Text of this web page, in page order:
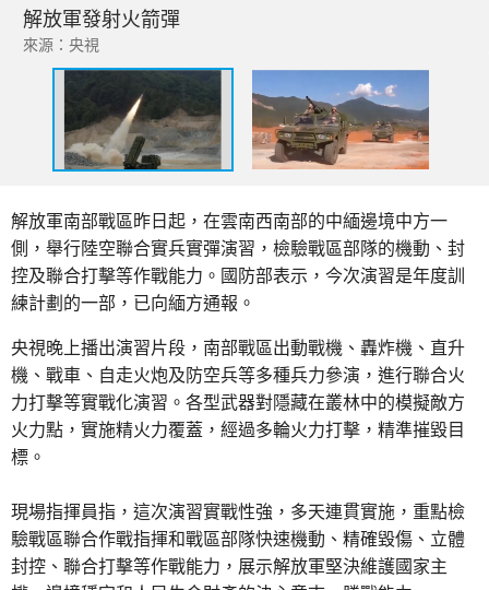
解放軍發射火箭彈
來源：央視
解放軍南部戰區昨日起，在雲南西南部的中緬邊境中方一
側，舉行陸空聯合實兵實彈演習，檢驗戰區部隊的機動、封
控及聯合打擊等作戰能力。國防部表示，今次演習是年度訓
練計劃的一部，已向緬方通報。
央視晚上播出演習片段，南部戰區出動戰機、轟炸機、直升
機、戰車、自走火炮及防空兵等多種兵力參演，進行聯合火
力打擊等實戰化演習。各型武器對隱藏在叢林中的模擬敵方
火力點，實施精火力覆蓋，經過多輪火力打擊，精準摧毀目
標。
現場指揮員指，這次演習實戰性強，多天連貫實施，重點檢
驗戰區聯合作戰指揮和戰區部隊快速機動、精確毀傷、立體
封控、聯合打擊等作戰能力，展示解放軍堅決維護國家主